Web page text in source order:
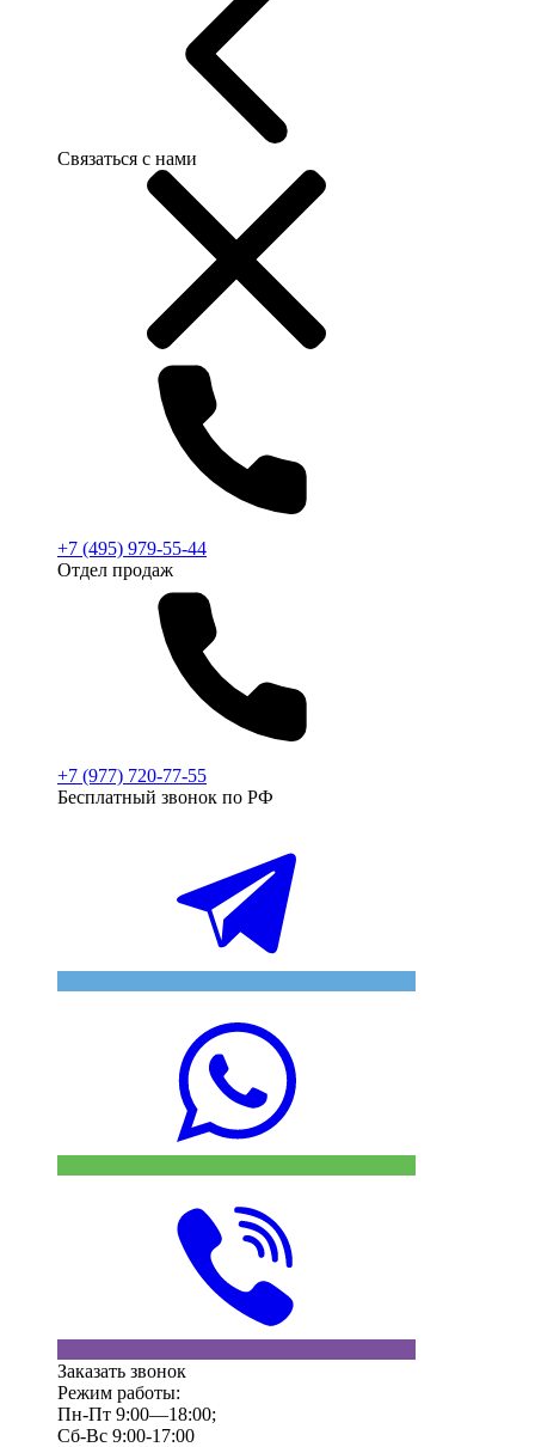
Связаться с нами
+7 (495) 979-55-44
Отдел продаж
+7 (977) 720-77-55
Бесплатный звонок по РФ
Заказать звонок
Режим работы:
Пн-Пт 9:00—18:00;
Сб-Вс 9:00-17:00